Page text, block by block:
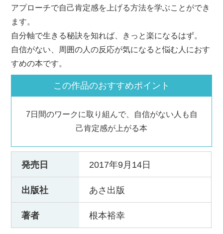
アプローチで自己肯定感を上げる方法を学ぶことができ
ます。
自分軸で生きる秘訣を知れば、きっと楽になるはず。
自信がない、周囲の人の反応が気になると悩む人におす
すめの本です。
この作品のおすすめポイント
7日間のワークに取り組んで、自信がない人も自
己肯定感が上がる本
発売日 2017年9月14日
出版社 あさ出版
著者 根本裕幸